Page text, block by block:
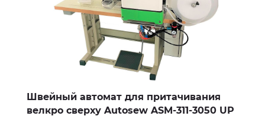
Швейный автомат для притачивания
велкро сверху Autosew ASM-311-3050 UP